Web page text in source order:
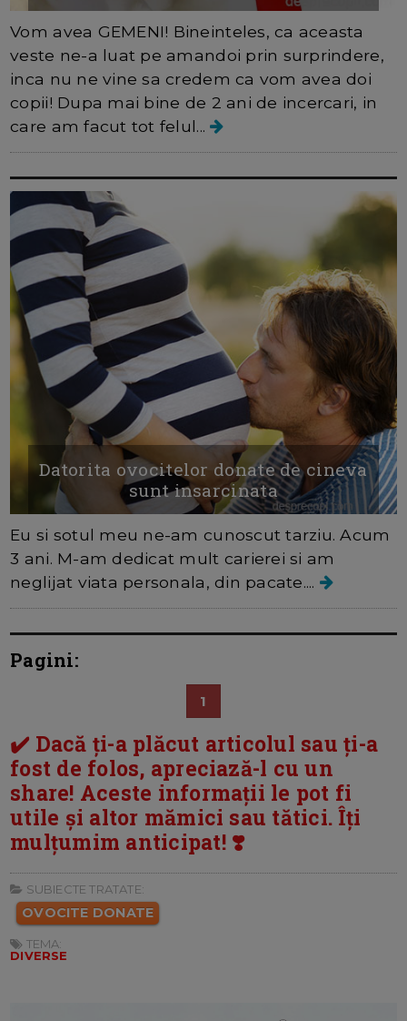
Vom avea GEMENI! Bineinteles, ca aceasta
veste ne-a luat pe amandoi prin surprindere,
inca nu ne vine sa credem ca vom avea doi
copii! Dupa mai bine de 2 ani de incercari, in
care am facut tot felul...
Datorita ovocitelor donate de cineva
sunt insarcinata
Eu si sotul meu ne-am cunoscut tarziu. Acum
3 ani. M-am dedicat mult carierei si am
neglijat viata personala, din pacate....
Pagini:
1
✔️ Dacă ți-a plăcut articolul sau ți-a
fost de folos, apreciază-l cu un
share! Aceste informații le pot fi
utile și altor mămici sau tătici. Îți
mulțumim anticipat! ❣️
SUBIECTE TRATATE:
OVOCITE DONATE
TEMA:
DIVERSE